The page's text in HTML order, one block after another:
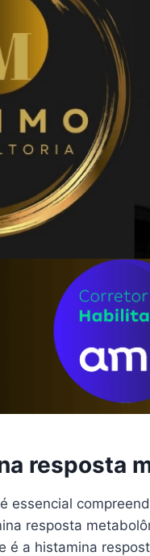
resposta
essencial
resposta
é a histamina